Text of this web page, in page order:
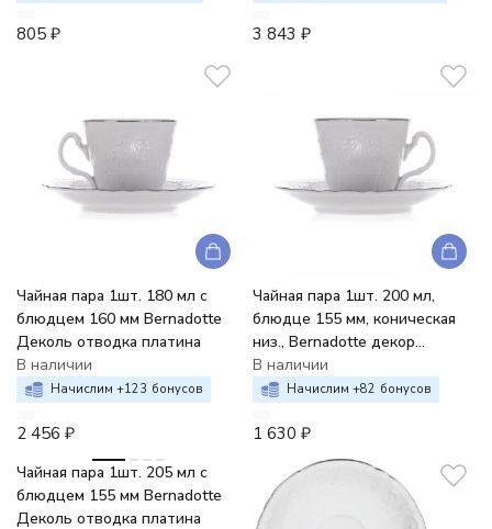
805 ₽ 3 843 ₽
Чайная пара 1шт. 180 мл с
блюдцем 160 мм Bernadotte
Деколь отводка платина
В наличии
Начислим +123 бонусов
2 456 ₽
Чайная пара 1шт. 200 мл,
блюдце 155 мм, коническая
низ., Bernadotte декор
Деколь, отводка платина
В наличии
Начислим +82 бонусов
1 630 ₽
Чайная пара 1шт. 205 мл с
блюдцем 155 мм Bernadotte
Деколь отводка платина